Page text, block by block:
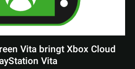
Vita bringt Xbox Cloud
Vita